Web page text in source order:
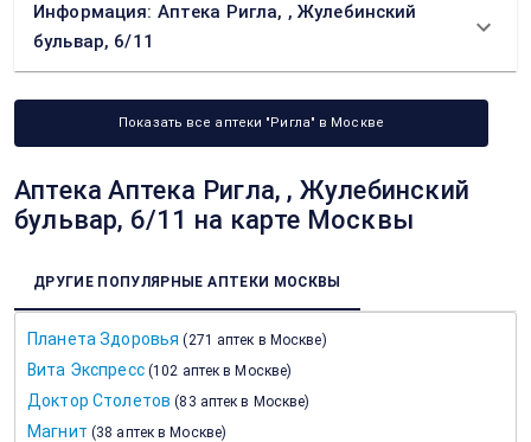
Информация: Аптека Ригла, , Жулебинский
бульвар, 6/11
Показать все аптеки "Ригла" в Москве
Аптека Аптека Ригла, , Жулебинский
бульвар, 6/11 на карте Москвы
ДРУГИЕ ПОПУЛЯРНЫЕ АПТЕКИ МОСКВЫ
Планета Здоровья (271 аптек в Москве)
Вита Экспресс (102 аптек в Москве)
Доктор Столетов (83 аптек в Москве)
Магнит (38 аптек в Москве)